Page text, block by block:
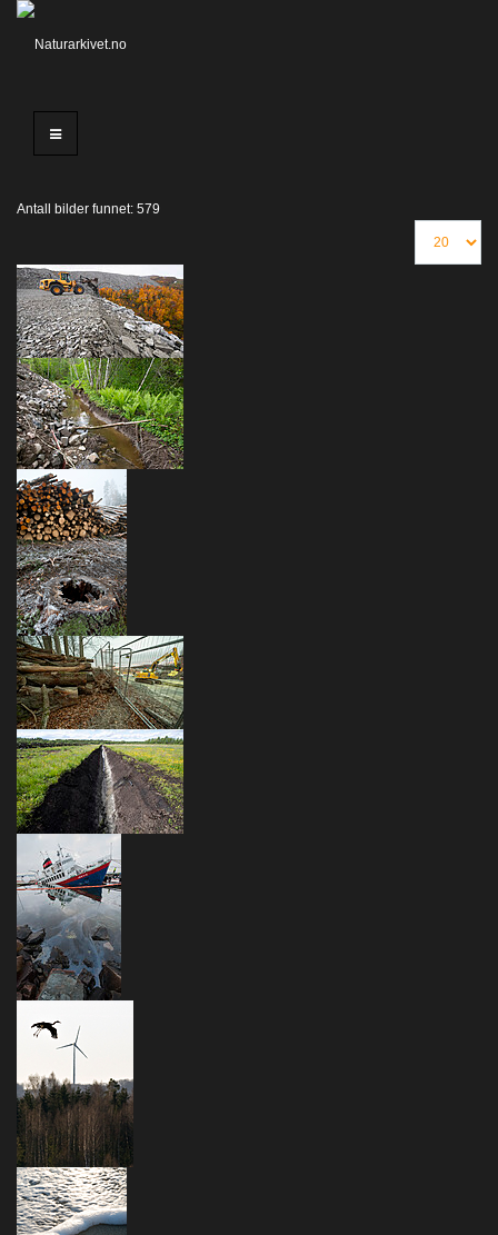
Antall bilder funnet: 579